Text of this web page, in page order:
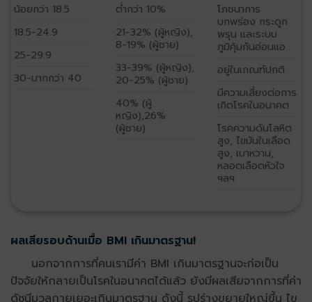
น้อยกว่า 18.5
18.5-24.9
25-29.9
30-มากกว่า 40
ต่ำกว่า 10%
21-32% (ผู้หญิง),
8-19% (ผู้ชาย)
33-39% (ผู้หญิง),
20-25% (ผู้ชาย)
40% (ผู้
หญิง),26%
(ผู้ชาย)
โภชนาการ
บกพร่อง กระดูก
พรุน และระบบ
ภูมิคุ้มกันอ่อนแอ
อยู่ในเกณฑ์ปกติ
มีความเสี่ยงต่อการ
เกิดโรคในอนาคต
โรคความดันโลหิต
สูง, ไขมันในเลือด
สูง, เบาหวาน,
หลอดเลือดหัวใจ
ฯลฯ
ผลเสียรอบด้านเมื่อ BMI เกินมาตรฐาน!
นอกจากการที่คนเรามีค่า BMI เกินมาตรฐานจะก่อเป็น
ปัจจัยให้กลายเป็นโรคในอนาคตได้แล้ว ยังมีผลเสียจากการที่ค่า
ดัชนีมวลกายเยอะเกินมาตรฐาน ดังนี้ รูปร่างขยายใหญ่ขึ้น ไข